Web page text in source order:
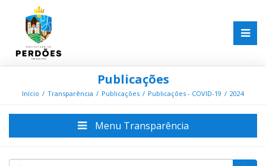
Publicações
Início Transparência Publicações Publicações - COVID-19 2024
Menu Transparência